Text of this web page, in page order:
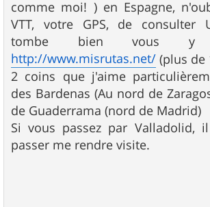
a
g
e
comme moi! ) en Espagne,
VTT, votre GPS, de consulter
tombe bien vous y
http://www.misrutas.net/ (plus de
2 coins que j'aime
des Bardenas (Au nord de
de Guaderrama (nord de Madrid)
Si vous passez par Valladolid,
passer me rendre visite.